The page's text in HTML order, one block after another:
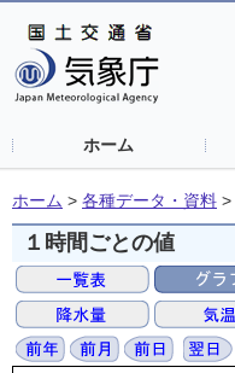
ホーム
ホーム > 各種データ・資料 >
１時間ごとの値